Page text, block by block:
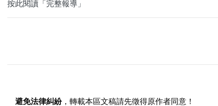
按此閱讀「完整報導」
避免法律糾紛，轉載本區文稿請先徵得原作者同意！